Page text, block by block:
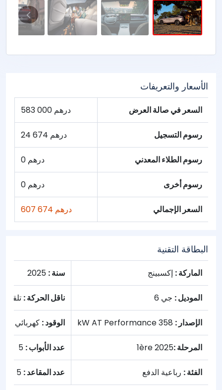
الأسعار والتعريفات
السعر في صالة العرض 583 000 درهم
رسوم التسجيل 24 674 درهم
رسوم الطلاء المعدني 0 درهم
رسوم أخرى 0 درهم
السعر الإجمالي 607 674 درهم
البطاقة التقنية
الماركة : إكسبينج سنة :
الموديل : جي 6 ناقل الحركة : تلقائي
الإصدار : الوقود : كهربائي
المرحلة :1ère 2025 عدد الأبواب :
الفئة : رباعية الدفع عدد المقاعد :